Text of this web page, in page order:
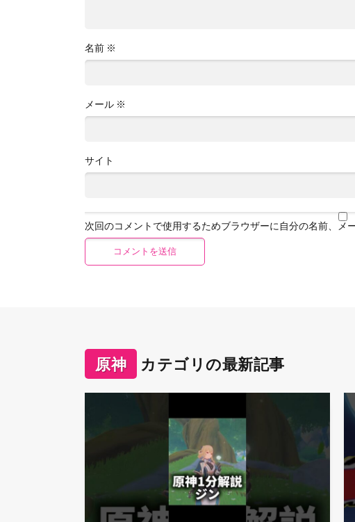
名前 ※
メール ※
サイト
次回のコメントで使用するためブラウザーに自分の名前、メ
原神 カテゴリの最新記事